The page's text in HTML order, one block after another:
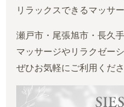
リラックスできるマッサ
瀬戸市・尾張旭市・長久
マッサージやリラクゼー
ぜひお気軽にご利用くださ